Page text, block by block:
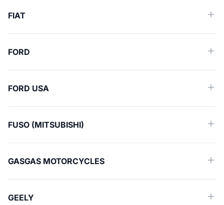
FIAT
FORD
FORD USA
FUSO (MITSUBISHI)
GASGAS MOTORCYCLES
GEELY